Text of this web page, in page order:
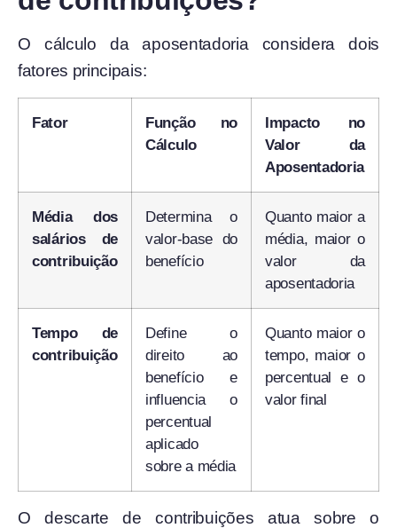
O cálculo da aposentadoria considera dois
fatores principais:
Fator
Função no
Cálculo
Impacto no
Valor da
Aposentadoria
Média dos
salários de
contribuição
Determina o
valor-base do
benefício
Quanto maior a
média, maior o
valor da
aposentadoria
Tempo de
contribuição
Define o
direito ao
benefício e
influencia o
percentual
aplicado
sobre a média
Quanto maior o
tempo, maior o
percentual e o
valor final
O descarte de contribuições atua sobre o